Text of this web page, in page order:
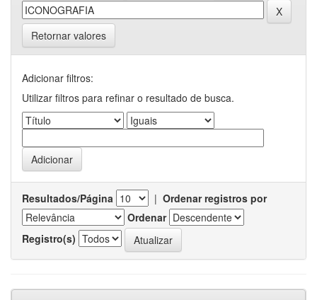
Retornar valores
Adicionar filtros:
Utilizar filtros para refinar o resultado de busca.
Resultados/Página | Ordenar registros por
Ordenar
Registro(s)